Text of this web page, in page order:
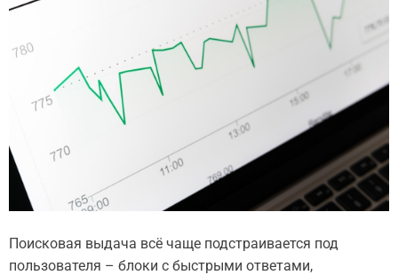
Поисковая выдача всё чаще подстраивается под
пользователя – блоки с быстрыми ответами,